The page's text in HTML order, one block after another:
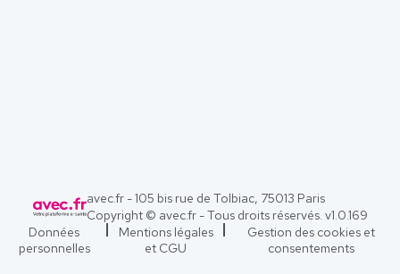
avec.fr - 105 bis rue de Tolbiac, 75013 Paris
Copyright © avec.fr - Tous droits réservés. v1.0.169
Données
personnelles
Mentions légales
et CGU
Gestion des cookies et
consentements